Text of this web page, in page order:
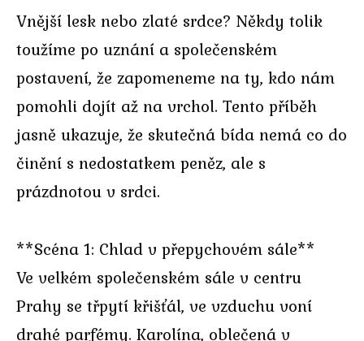
Vnější lesk nebo zlaté srdce? Někdy tolik
toužíme po uznání a společenském
postavení, že zapomeneme na ty, kdo nám
pomohli dojít až na vrchol. Tento příběh
jasně ukazuje, že skutečná bída nemá co do
činění s nedostatkem peněz, ale s
prázdnotou v srdci.
**Scéna 1: Chlad v přepychovém sále**
Ve velkém společenském sále v centru
Prahy se třpytí křišťál, ve vzduchu voní
drahé parfémy. Karolína, oblečená v